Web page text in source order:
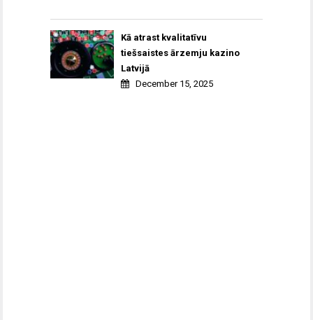
Kā atrast kvalitatīvu
tiešsaistes ārzemju kazino
Latvijā
December 15, 2025